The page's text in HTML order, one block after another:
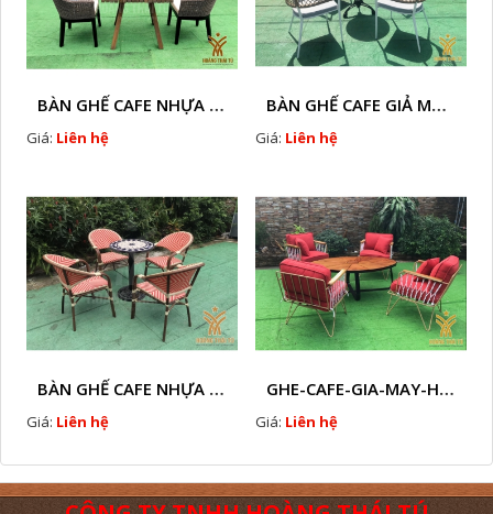
BÀN GHẾ CAFE NHỰA GIÃ MÂY HTT - L32
Giá: Liên hệ
BÀN GHẾ CAFE GIẢ MÂY HTT - L128
Giá: Liên hệ
BÀN GHẾ CAFE NHỰA GIẢ MÂY HTT - L112
Giá: Liên hệ
GHE-CAFE-GIA-MAY-HTT - L110
Giá: Liên hệ